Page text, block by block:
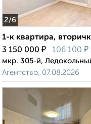
2/6
1-к квартира,
3 150 000 ₽ 106 100 ₽
мкр. 305-й,
Агентство, 07.08.2026